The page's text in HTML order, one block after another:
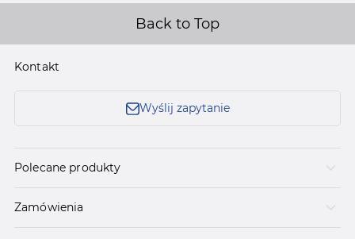
Back to Top
Kontakt
Wyślij zapytanie
Polecane produkty
Zamówienia